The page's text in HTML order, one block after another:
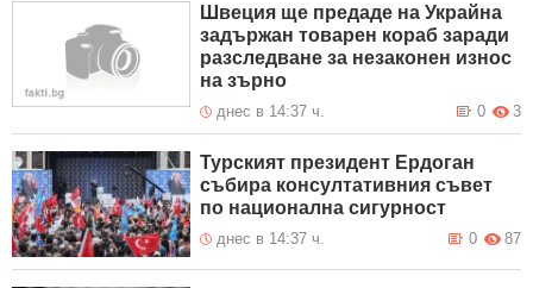
Швеция ще предаде на Украйна
задържан товарен кораб заради
разследване за незаконен износ
на зърно
днес в 14:37 ч. 3
0
Турският президент Ердоган
събира консултативния съвет
по национална сигурност
днес в 14:37 ч. 87
0